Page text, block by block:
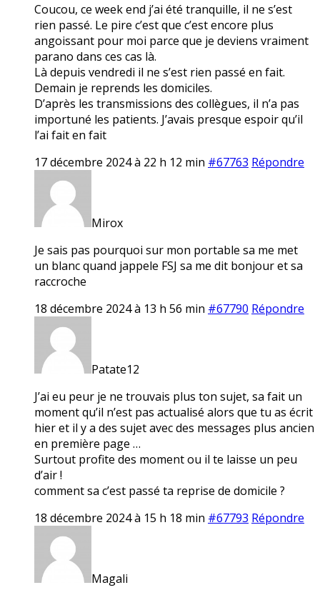
Coucou, ce week end j’ai été tranquille, il ne s’est
rien passé. Le pire c’est que c’est encore plus
angoissant pour moi parce que je deviens vraiment
parano dans ces cas là.
Là depuis vendredi il ne s’est rien passé en fait.
Demain je reprends les domiciles.
D’après les transmissions des collègues, il n’a pas
importuné les patients. J’avais presque espoir qu’il
l’ai fait en fait
17 décembre 2024 à 22 h 12 min #67763 Répondre
Mirox
Je sais pas pourquoi sur mon portable sa me met
un blanc quand jappele FSJ sa me dit bonjour et sa
raccroche
18 décembre 2024 à 13 h 56 min #67790 Répondre
Patate12
J’ai eu peur je ne trouvais plus ton sujet, sa fait un
moment qu’il n’est pas actualisé alors que tu as écrit
hier et il y a des sujet avec des messages plus ancien
en première page …
Surtout profite des moment ou il te laisse un peu
d’air !
comment sa c’est passé ta reprise de domicile ?
18 décembre 2024 à 15 h 18 min #67793 Répondre
Magali